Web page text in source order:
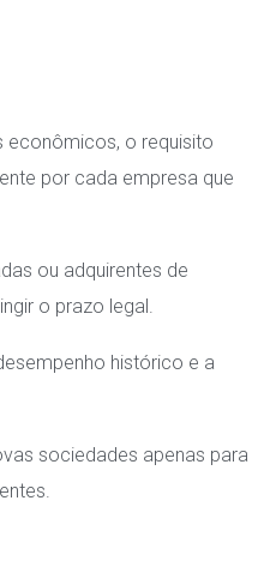
econômicos, o requisito
por cada empresa que
ou adquirentes de
o prazo legal.
histórico e a
sociedades apenas para